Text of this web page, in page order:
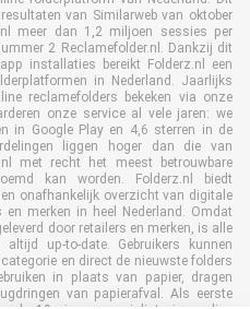
van Similarweb van oktober
meer dan 1,2 miljoen sessies per
2 Reclamefolder.nl. Dankzij dit
installaties bereikt Folderz.nl een
in Nederland. Jaarlijks
reclamefolders bekeken via onze
onze service al vele jaren: we
in Google Play en 4,6 sterren in de
liggen hoger dan die van
met recht het meest betrouwbare
kan worden. Folderz.nl biedt
onafhankelijk overzicht van digitale
merken in heel Nederland. Omdat
door retailers en merken, is alle
up-to-date. Gebruikers kunnen
en direct de nieuwste folders
in plaats van papier, dragen
van papierafval. Als eerste